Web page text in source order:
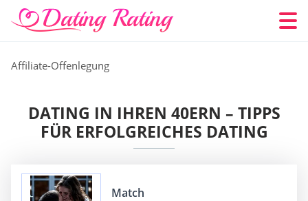
Affiliate-Offenlegung
DATING IN IHREN 40ERN – TIPPS
FÜR ERFOLGREICHES DATING
Match